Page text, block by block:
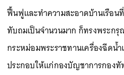
ฟื้นฟูและทำความสะอาดบ้านเรือ
ทับถมเป็นจำนวนมาก ก็ทรงพระกรุ
กระหม่อมพระราชทานเครื่องฉีด
ประกอบให้แก่กองบัญชาการกอง